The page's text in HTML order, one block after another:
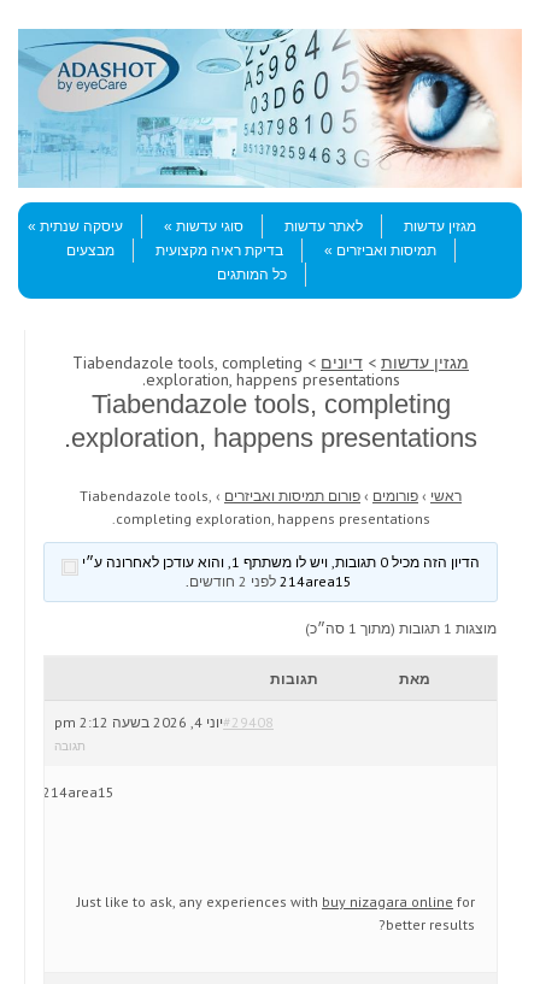
Menu
Skip to content
מגזין עדשות
לאתר עדשות סוגי עדשות
עיסקה שנתית
תמיסות ואביזרים
בדיקת ראיה מקצועית
מבצעים
כל המותגים
מגזין עדשות > דיונים > Tiabendazole tools, completing
exploration, happens presentations.
Tiabendazole tools, completing
exploration, happens presentations.
ראשי › פורומים › פורום תמיסות ואביזרים ›
Tiabendazole tools,
completing exploration, happens presentations.
הדיון הזה מכיל 0 תגובות, ויש לו משתתף 1, והוא עודכן לאחרונה ע״י
לפני 2 חודשים .
מוצגות 1 תגובות (מתוך 1 סה״כ)
מאת תגובות
יוני 4, 2026 בשעה 2:12 pm#29408
תגובה
214area15
Just like to ask, any experiences with buy nizagara online for
better results?